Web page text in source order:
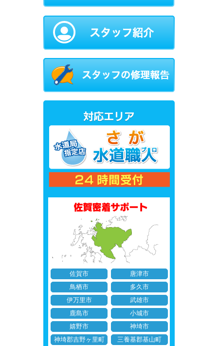
佐賀市
唐津市
鳥栖市
多久市
伊万里市
武雄市
鹿島市
小城市
嬉野市
神埼市
神埼郡吉野ヶ里町
三養基郡基山町